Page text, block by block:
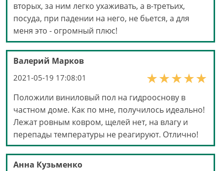
вторых, за ним легко ухаживать, а в-третьих,
посуда, при падении на него, не бьется, а для
меня это - огромный плюс!
Валерий Марков
2021-05-19 17:08:01
Положили виниловый пол на гидрооснову в
частном доме. Как по мне, получилось идеально!
Лежат ровным ковром, щелей нет, на влагу и
перепады температуры не реагируют. Отлично!
Анна Кузьменко